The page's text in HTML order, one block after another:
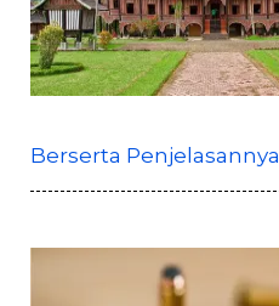
Berserta Penjelasannya